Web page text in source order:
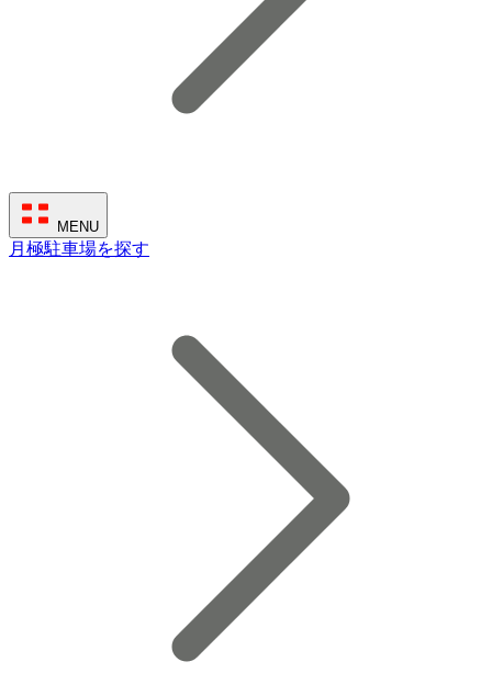
MENU
月極駐車場を探す